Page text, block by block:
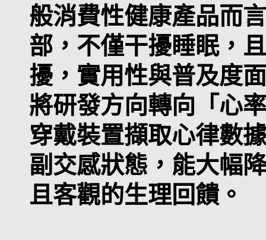
般消費性健康產品而
部，不僅干擾睡眠，
擾，實用性與普及度
將研發方向轉向「心
穿戴裝置擷取心律數
副交感狀態，能大幅
且客觀的生理回饋。